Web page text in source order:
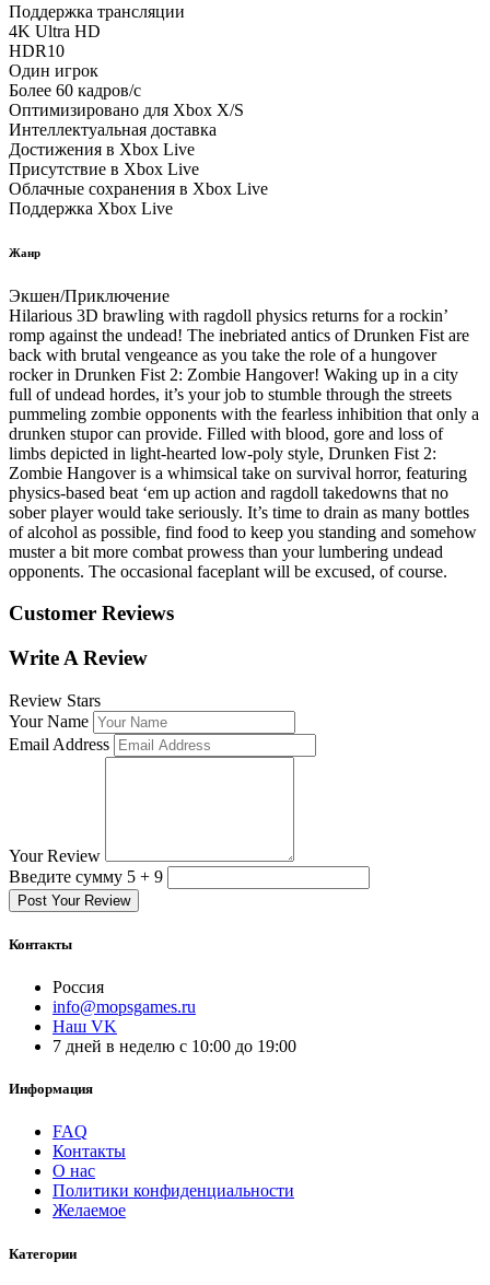
Поддержка трансляции
4K Ultra HD
HDR10
Один игрок
Более 60 кадров/с
Оптимизировано для Xbox X/S
Интеллектуальная доставка
Достижения в Xbox Live
Присутствие в Xbox Live
Облачные соxранения в Xbox Live
Поддержка Xbox Live
Жанр
Экшен/Приключение
Hilarious 3D brawling with ragdoll physics returns for a rockin’
romp against the undead! The inebriated antics of Drunken Fist are
back with brutal vengeance as you take the role of a hungover
rocker in Drunken Fist 2: Zombie Hangover! Waking up in a city
full of undead hordes, it’s your job to stumble through the streets
pummeling zombie opponents with the fearless inhibition that only a
drunken stupor can provide. Filled with blood, gore and loss of
limbs depicted in light-hearted low-poly style, Drunken Fist 2:
Zombie Hangover is a whimsical take on survival horror, featuring
physics-based beat ‘em up action and ragdoll takedowns that no
sober player would take seriously. It’s time to drain as many bottles
of alcohol as possible, find food to keep you standing and somehow
muster a bit more combat prowess than your lumbering undead
opponents. The occasional faceplant will be excused, of course.
Customer Reviews
Write A Review
Review Stars
Your Name
Email Address
Your Review
Введите сумму 5 + 9
Post Your Review
Контакты
Россия
info@mopsgames.ru
Наш VK
7 дней в неделю с 10:00 до 19:00
Информация
FAQ
Контакты
О нас
Политики конфиденциальности
Желаемое
Категории